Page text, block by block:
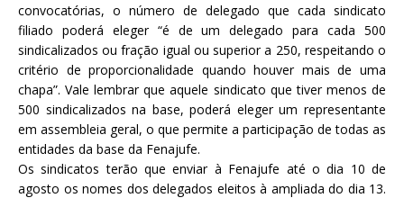
convocatórias, o número de delegado que cada sindicato
filiado poderá eleger “é de um delegado para cada 500
sindicalizados ou fração igual ou superior a 250, respeitando o
critério de proporcionalidade quando houver mais de uma
chapa”. Vale lembrar que aquele sindicato que tiver menos de
500 sindicalizados na base, poderá eleger um representante
em assembleia geral, o que permite a participação de todas as
entidades da base da Fenajufe.
Os sindicatos terão que enviar à Fenajufe até o dia 10 de
agosto os nomes dos delegados eleitos à ampliada do dia 13.